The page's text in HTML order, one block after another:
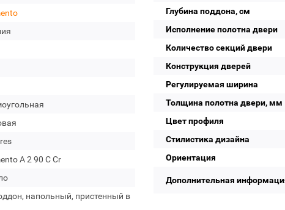
A 2 90 C Cr
напольный, пристенный в
Глубина поддона, см
Исполнение полотна двери
Количество секций двери
Конструкция дверей
Регулируемая ширина
Толщина полотна двери, мм
Цвет профиля
Стилистика дизайна
Ориентация
Дополнительная